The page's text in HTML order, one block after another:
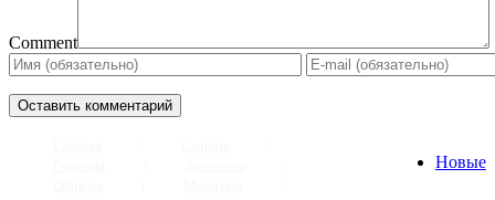
Comment
Новые